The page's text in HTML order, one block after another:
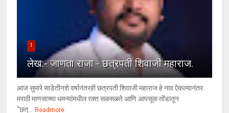
1
लेख:- जाणता राजा - छत्रपती शिवाजी महाराज.
आज सुमारे साडेतीनशे वर्षानंतरही छत्रपती शिवाजी महाराज हे नाव ऐकल्यानंतर
मराठी माणसाच्या धमन्यांमधील रक्त सळसळते आणि आपसूक तोंडातून
"छत्... Readmore